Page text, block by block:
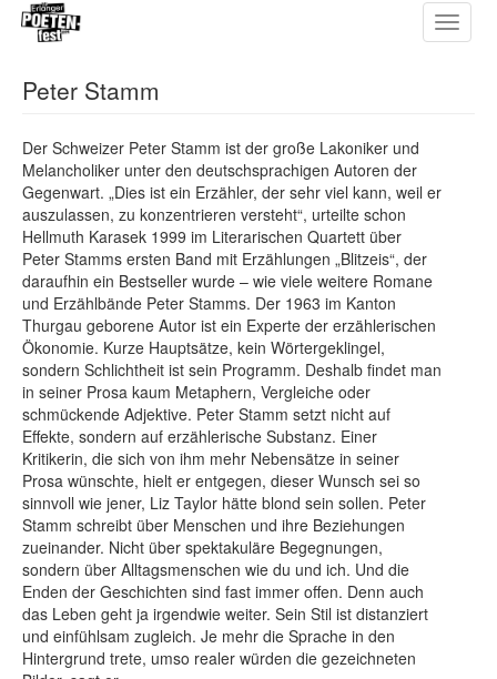
Direkt
Inhalt
Toggle
Peter Stamm
Der Schweizer Peter Stamm ist der große Lakoniker und
Melancholiker unter den deutschsprachigen Autoren der
Gegenwart. „Dies ist ein Erzähler, der sehr viel kann, weil er
auszulassen, zu konzentrieren versteht“, urteilte schon
Hellmuth Karasek 1999 im Literarischen Quartett über
Peter Stamms ersten Band mit Erzählungen „Blitzeis“, der
daraufhin ein Bestseller wurde – wie viele weitere Romane
und Erzählbände Peter Stamms. Der 1963 im Kanton
Thurgau geborene Autor ist ein Experte der erzählerischen
Öko­nomie. Kurze Hauptsätze, kein Wörtergeklingel,
sondern Schlichtheit ist sein Programm. Deshalb findet man
in seiner Prosa kaum Metaphern, Vergleiche oder
schmück­ende Adjektive. Peter Stamm setzt nicht auf
Effekte, sondern auf erzählerische Substanz. Einer
Kritikerin, die sich von ihm mehr Nebensätze in seiner
Prosa wünschte, hielt er entgegen, dieser Wunsch sei so
sinnvoll wie jener, Liz Taylor hätte blond sein sollen. Peter
Stamm schreibt über Menschen und ihre Beziehungen
zueinander. Nicht über spektakuläre Begegnungen,
sondern über Alltagsmenschen wie du und ich. Und die
Enden der Geschichten sind fast immer offen. Denn auch
das Leben geht ja irgendwie weiter. Sein Stil ist distanziert
und einfühlsam zugleich. Je mehr die Sprache in den
Hintergrund trete, umso realer würden die gezeichneten